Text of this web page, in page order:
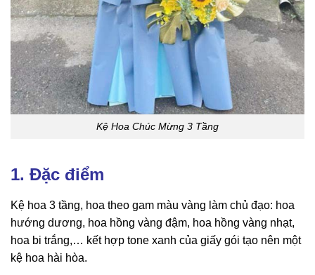
Kệ Hoa Chúc Mừng 3 Tầng
1. Đặc điểm
Kệ hoa 3 tầng, hoa theo gam màu vàng làm chủ đạo: hoa
hướng dương, hoa hồng vàng đậm, hoa hồng vàng nhạt,
hoa bi trắng,… kết hợp tone xanh của giấy gói tạo nên một
kệ hoa hài hòa.